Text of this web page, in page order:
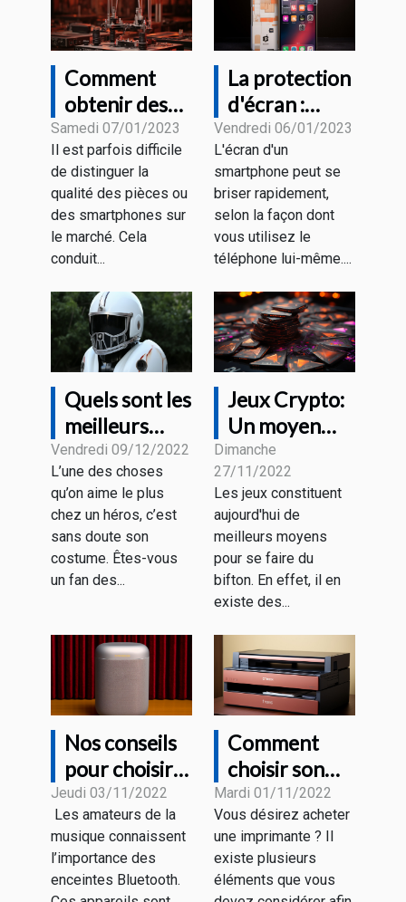
Comment
obtenir des
pièces ou des
smartphones
de qualité ?
Samedi 07/01/2023
Il est parfois difficile
de distinguer la
qualité des pièces ou
des smartphones sur
le marché. Cela
conduit...
La protection
d'écran :
vaut-elle la
peine d'être
achetée ?
Vendredi 06/01/2023
L'écran d'un
smartphone peut se
briser rapidement,
selon la façon dont
vous utilisez le
téléphone lui-même....
Quels sont les
meilleurs
casques Iron
Man ?
Vendredi 09/12/2022
L’une des choses
qu’on aime le plus
chez un héros, c’est
sans doute son
costume. Êtes-vous
un fan des...
Jeux Crypto:
Un moyen
pour se faire
de l'argent.
Dimanche
27/11/2022
Les jeux constituent
aujourd'hui de
meilleurs moyens
pour se faire du
bifton. En effet, il en
existe des...
Nos conseils
pour choisir
une bonne
enceinte
Bluetooth
Jeudi 03/11/2022
Les amateurs de la
musique connaissent
l’importance des
enceintes Bluetooth.
Comment
choisir son
imprimante ?
Mardi 01/11/2022
Vous désirez acheter
une imprimante ? Il
existe plusieurs
éléments que vous